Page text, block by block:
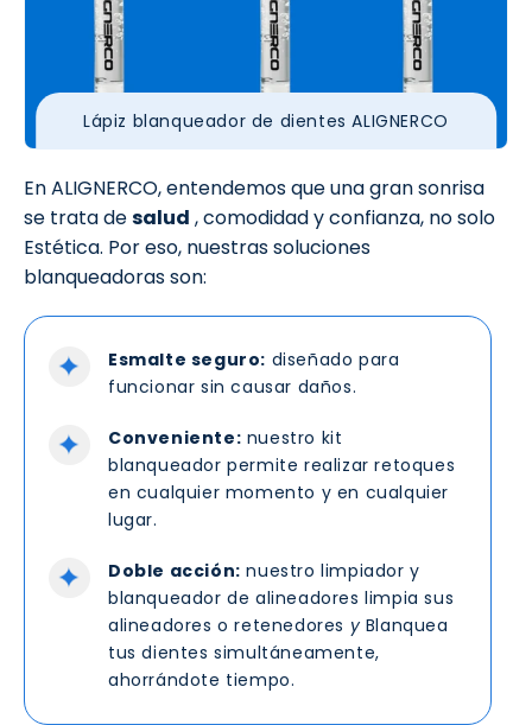
Lápiz blanqueador de dientes ALIGNERCO
En ALIGNERCO, entendemos que una gran sonrisa
se trata desalud , comodidad y confianza, no solo
Estética. Por eso, nuestras soluciones
blanqueadoras son:
Esmalte seguro: diseñado para
funcionar sin causar daños.
Conveniente: nuestro kit
blanqueador permite realizar retoques
en cualquier momento y en cualquier
lugar.
Doble acción: nuestro limpiador y
blanqueador de alineadores limpia sus
alineadores o retenedores yBlanquea
tus dientes simultáneamente,
ahorrándote tiempo.